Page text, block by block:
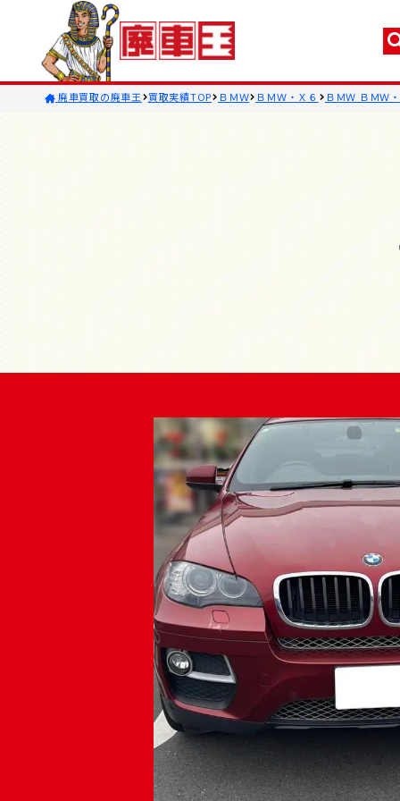
廃車買取の廃車王 買取実績TOP ＢＭＷ ＢＭＷ・Ｘ６ ＢＭＷ ＢＭＷ